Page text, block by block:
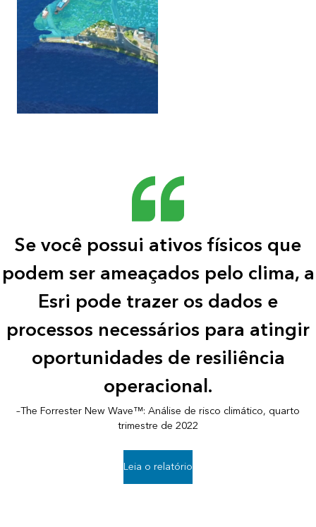
Se você possui ativos físicos que
podem ser ameaçados pelo clima, a
Esri pode trazer os dados e
processos necessários para atingir
oportunidades de resiliência
operacional.
–The Forrester New Wave™: Análise de risco climático, quarto
trimestre de 2022
Leia o relatório